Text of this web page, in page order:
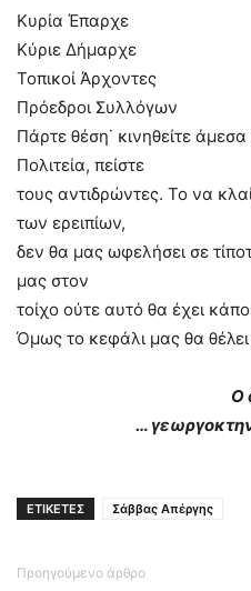
Κυρία Έπαρχε
Κύριε Δήμαρχε
Τοπικοί Άρχοντες
Πρόεδροι Συλλόγων
Πάρτε θέση˙ κινηθείτε
Πολιτεία, πείστε
τους αντιδρώντες. Το να
των ερειπίων,
δεν θα μας ωφελήσει σε
μας στον
τοίχο ούτε αυτό θα έχει
Όμως το κεφάλι μας θα θέλει
Ο
…
ΕΤΙΚΕΤΕΣ Σάββας Απέργης
Προηγούμενο άρθρο